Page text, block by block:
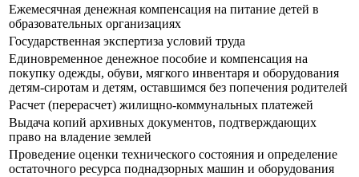
Ежемесячная денежная компенсация на питание детей в
образовательных организациях
Государственная экспертиза условий труда
Единовременное денежное пособие и компенсация на
покупку одежды, обуви, мягкого инвентаря и оборудования
детям-сиротам и детям, оставшимся без попечения родителей
Расчет (перерасчет) жилищно-коммунальных платежей
Выдача копий архивных документов, подтверждающих
право на владение землей
Проведение оценки технического состояния и определение
остаточного ресурса поднадзорных машин и оборудования